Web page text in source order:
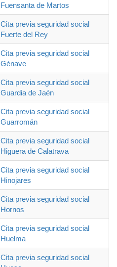
Fuensanta de Martos
Cita previa seguridad social
Fuerte del Rey
Cita previa seguridad social
Génave
Cita previa seguridad social
Guardia de Jaén
Cita previa seguridad social
Guarromán
Cita previa seguridad social
Higuera de Calatrava
Cita previa seguridad social
Hinojares
Cita previa seguridad social
Hornos
Cita previa seguridad social
Huelma
Cita previa seguridad social